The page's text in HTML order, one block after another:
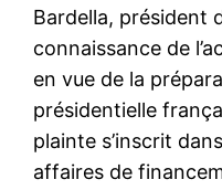
Bardella, président
connaissance de
en vue de la
présidentielle
plainte s’inscrit
affaires de